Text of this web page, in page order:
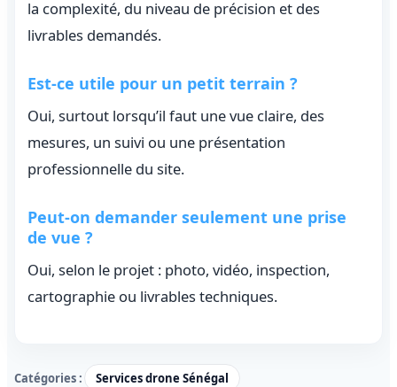
la complexité, du niveau de précision et des
livrables demandés.
Est-ce utile pour un petit terrain ?
Oui, surtout lorsqu’il faut une vue claire, des
mesures, un suivi ou une présentation
professionnelle du site.
Peut-on demander seulement une prise
de vue ?
Oui, selon le projet : photo, vidéo, inspection,
cartographie ou livrables techniques.
Catégories : Services drone Sénégal